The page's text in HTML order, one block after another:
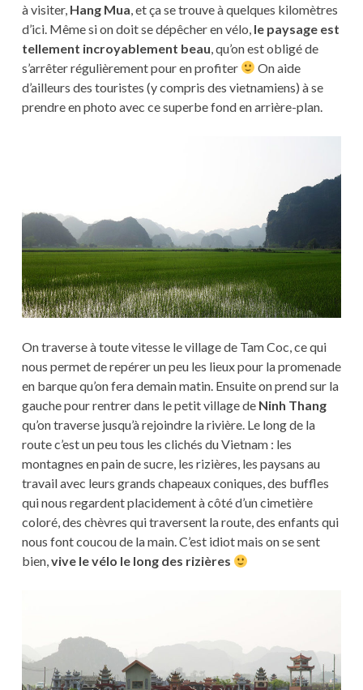
à visiter, Hang Mua, et ça se trouve à quelques kilomètres
d’ici. Même si on doit se dépêcher en vélo, le paysage est
tellement incroyablement beau, qu’on est obligé de
s’arrêter régulièrement pour en profiter
On aide
d’ailleurs des touristes (y compris des vietnamiens) à se
prendre en photo avec ce superbe fond en arrière-plan.
On traverse à toute vitesse le village de Tam Coc, ce qui
nous permet de repérer un peu les lieux pour la promenade
en barque qu’on fera demain matin. Ensuite on prend sur la
gauche pour rentrer dans le petit village de Ninh Thang
qu’on traverse jusqu’à rejoindre la rivière. Le long de la
route c’est un peu tous les clichés du Vietnam : les
montagnes en pain de sucre, les rizières, les paysans au
travail avec leurs grands chapeaux coniques, des buffles
qui nous regardent placidement à côté d’un cimetière
coloré, des chèvres qui traversent la route, des enfants qui
nous font coucou de la main. C’est idiot mais on se sent
bien,vive le vélo le long des rizières